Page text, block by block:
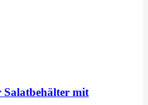
Salatbehälter mit